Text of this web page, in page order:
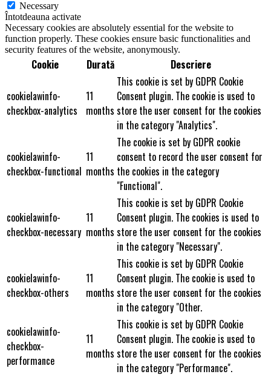
Necessary
Întotdeauna activate
Necessary cookies are absolutely essential for the website to
function properly. These cookies ensure basic functionalities and
security features of the website, anonymously.
Cookie Durată Descriere
cookielawinfo-
checkbox-analytics
11
months
This cookie is set by GDPR Cookie
Consent plugin. The cookie is used to
store the user consent for the cookies
in the category "Analytics".
cookielawinfo-
checkbox-functional
11
months
The cookie is set by GDPR cookie
consent to record the user consent for
the cookies in the category
"Functional".
cookielawinfo-
checkbox-necessary
11
months
This cookie is set by GDPR Cookie
Consent plugin. The cookies is used to
store the user consent for the cookies
in the category "Necessary".
cookielawinfo-
checkbox-others
11
months
This cookie is set by GDPR Cookie
Consent plugin. The cookie is used to
store the user consent for the cookies
in the category "Other.
cookielawinfo-
checkbox-
performance
11
months
This cookie is set by GDPR Cookie
Consent plugin. The cookie is used to
store the user consent for the cookies
in the category "Performance".